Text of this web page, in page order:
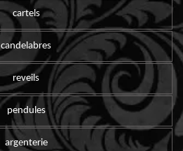
cartels
candelabres
reveils
pendules
argenterie